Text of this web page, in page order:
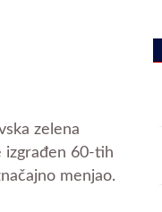
zelena
izgrađen 60-tih
menjao.